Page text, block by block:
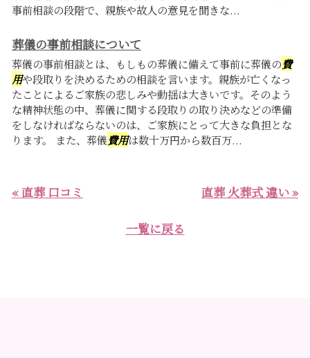
事前相談の段階で、親族や故人の意見を聞きな...
葬儀の事前相談について
葬儀の事前相談とは、もしもの葬儀に備えて事前に葬儀の費
用や段取りを決めるための相談を言います。親族が亡くなっ
たことによるご家族の悲しみや動揺は大きいです。そのよう
な精神状態の中、葬儀に関する段取りの取り決めなどの準備
をしなければならないのは、ご家族にとって大きな負担とな
ります。 また、葬儀費用は数十万円から数百万...
« 直葬 口コミ 直葬 火葬式 違い »
一覧に戻る